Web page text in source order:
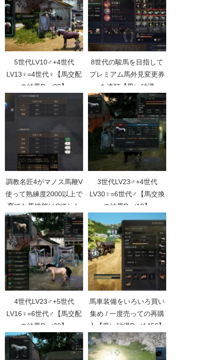
5世代LV10♂+4世代
LV13♀=4世代♀【馬交配
の結果Part09】
8世代の駿馬を目指して
プレミアム馬外見変更券
を連打【黒い砂漠
Part1378】
調教名匠4がマノス馬鞭V
使って熟練度2000以上で
育てた馬性能はCでした
【黒い砂漠Part4987】
3世代LV23♂+4世代
LV30♀=6世代♂【馬交換
の結果Part10】
4世代LV23♂+5世代
LV16♀=6世代♂【馬交配
の結果Part22】
馬車装備をいろいろ買い
集め / 一度売っての再購
入【黒い砂漠Part1456】